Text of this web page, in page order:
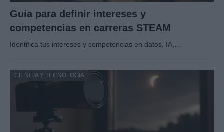
Guía para definir intereses y
competencias en carreras STEAM
Identifica tus intereses y competencias en datos, IA,…
CIENCIA Y TECNOLOGÍA